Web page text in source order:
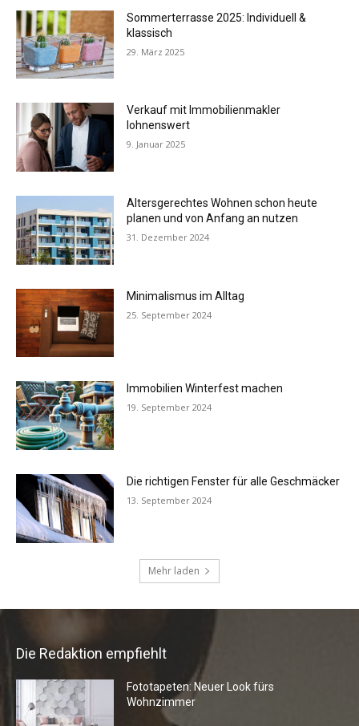
Die Redaktion empfiehlt
Fototapeten: Neuer Look fürs
Wohnzimmer